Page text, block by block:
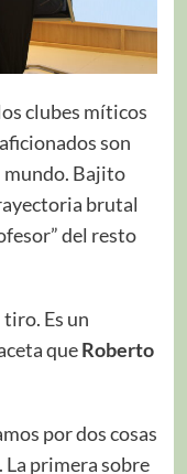
clubes míticos
son
mundo. Bajito
brutal
del resto
Es un
queRoberto
por dos cosas
primera sobre